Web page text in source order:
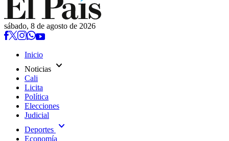
sábado, 8 de agosto de 2026
Inicio
Noticias expand_more
Cali
Licita
Política
Elecciones
Judicial
Deportes expand_more
Economía